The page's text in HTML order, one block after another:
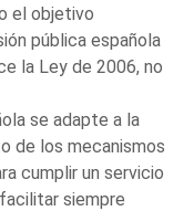
el objetivo
pública española
la Ley de 2006, no
se adapte a la
de los mecanismos
cumplir un servicio
siempre